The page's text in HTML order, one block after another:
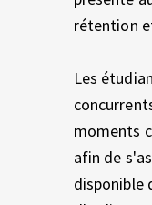
S
T
R
rétention
Les
moments
afin de
disponible